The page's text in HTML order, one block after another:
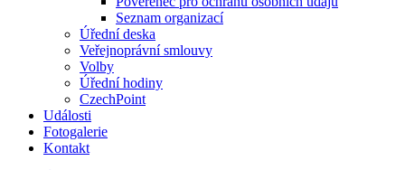
Seznam organizací
Úřední deska
Veřejnoprávní smlouvy
Volby
Úřední hodiny
CzechPoint
Události
Fotogalerie
Kontakt